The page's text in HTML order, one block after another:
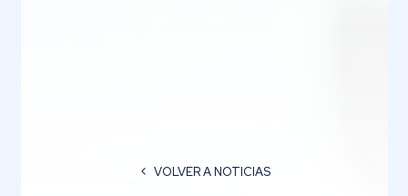
VOLVER A NOTICIAS